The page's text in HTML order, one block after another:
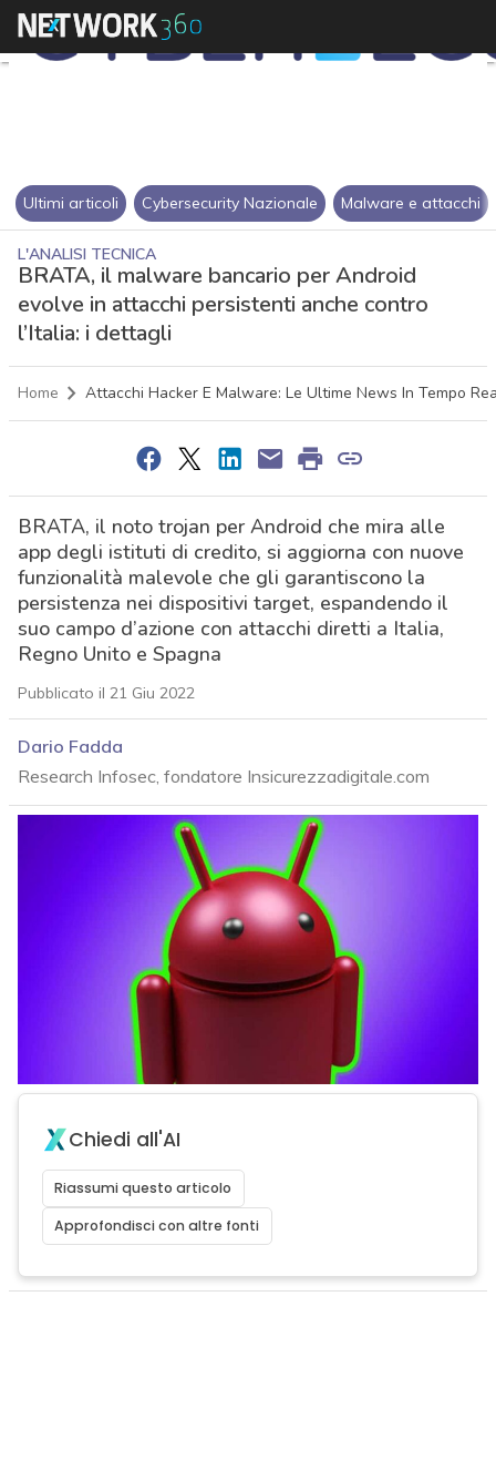
Ultimi articoli Cybersecurity Nazionale Malware e attacchi
L'ANALISI TECNICA
BRATA, il malware bancario per Android
evolve in attacchi persistenti anche contro
l’Italia: i dettagli
Home Attacchi Hacker E Malware: Le Ultime News In Tempo
BRATA, il noto trojan per Android che mira alle
app degli istituti di credito, si aggiorna con nuove
funzionalità malevole che gli garantiscono la
persistenza nei dispositivi target, espandendo il
suo campo d’azione con attacchi diretti a Italia,
Regno Unito e Spagna
Pubblicato il 21 Giu 2022
Dario Fadda
Research Infosec, fondatore Insicurezzadigitale.com
Chiedi all'AI
Riassumi questo articolo
Approfondisci con altre fonti